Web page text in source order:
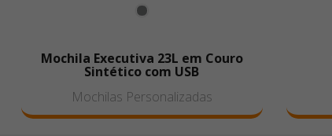
Mochila Executiva 23L em Couro
Sintético com USB
Mochilas Personalizadas